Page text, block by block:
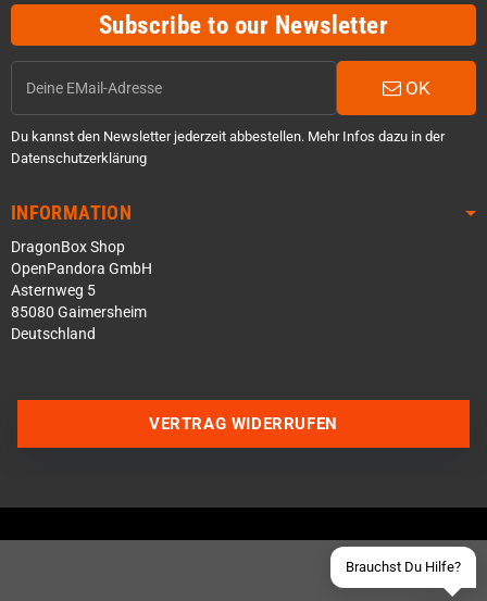
Subscribe to our Newsletter
OK
Du kannst den Newsletter jederzeit abbestellen. Mehr Infos dazu in der
Datenschutzerklärung
INFORMATION
DragonBox Shop
OpenPandora GmbH
Asternweg 5
85080 Gaimersheim
Deutschland
Brauchst Du Hilfe?
Schick uns eine eMail
VERTRAG WIDERRUFEN